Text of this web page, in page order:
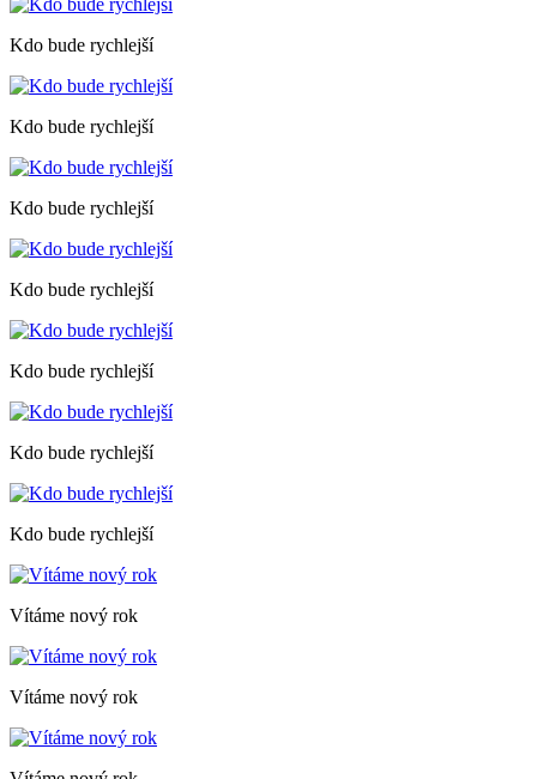
Kdo bude rychlejší
Kdo bude rychlejší
Kdo bude rychlejší
Kdo bude rychlejší
Kdo bude rychlejší
Kdo bude rychlejší
Kdo bude rychlejší
Vítáme nový rok
Vítáme nový rok